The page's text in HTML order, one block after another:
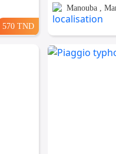
570 TND
Manouba ,